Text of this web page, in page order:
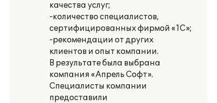
качества услуг;
-количество специалистов,
сертифицированных фирмой «1С»;
-рекомендации от других
клиентов и опыт компании.
В результате была выбрана
компания «Апрель Софт».
Специалисты компании
предоставили